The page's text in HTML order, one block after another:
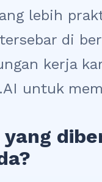
lebih
di
kerja
untuk